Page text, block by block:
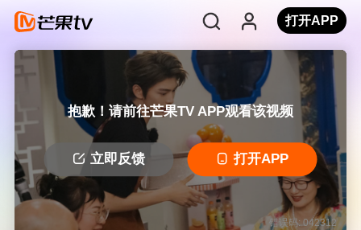
打开APP
抱歉！请前往芒果TV APP观看该视频
立即反馈 打开APP
错误码: 042312